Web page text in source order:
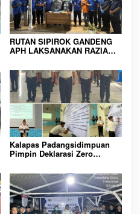
RUTAN SIPIROK GANDENG
APH LAKSANAKAN RAZIA
KOMITMEN CIPTAKAN
LINGKUNGAN
PEMASYARAKATAN YANG
AMAN
Kalapas Padangsidimpuan
Pimpin Deklarasi Zero
Lingkungan Lapas
Padangsidimpuan